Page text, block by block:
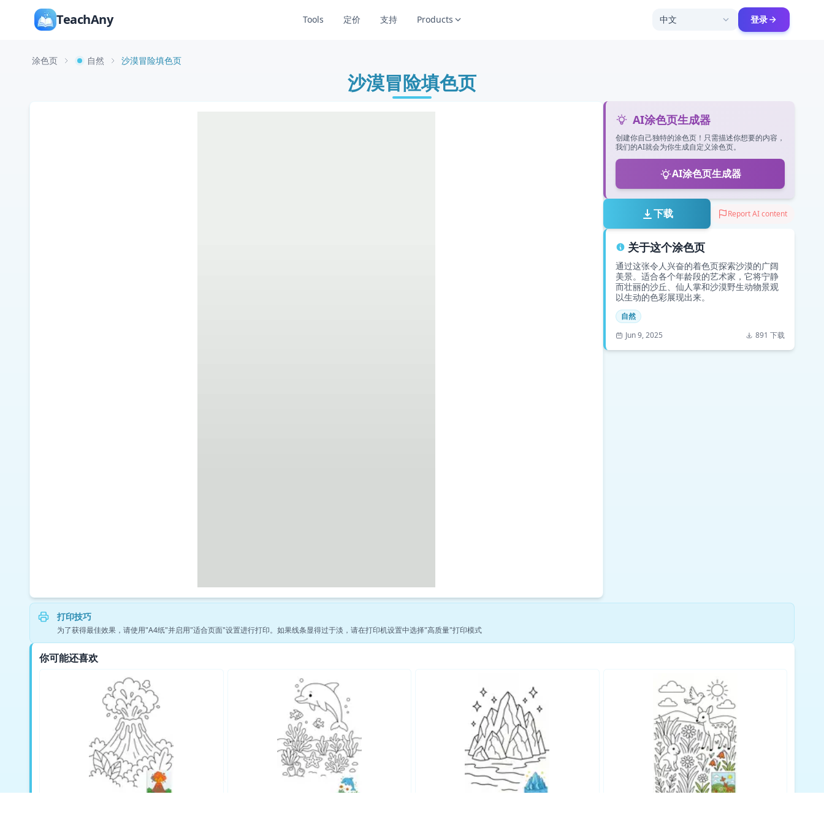
TeachAny Tools 定价 支持 Products 中文 登录
涂色页 自然 沙漠冒险填色页
沙漠冒险填色页
AI涂色页生成器
创建你自己独特的涂色页！只需描述你想要的内容，
我们的AI就会为你生成自定义涂色页。
AI涂色页生成器
下载 Report AI content
关于这个涂色页
通过这张令人兴奋的着色页探索沙漠的广阔
美景。适合各个年龄段的艺术家，它将宁静
而壮丽的沙丘、仙人掌和沙漠野生动物景观
以生动的色彩展现出来。
自然
Jun 9, 2025
891 下载
打印技巧
为了获得最佳效果，请使用"A4纸"并启用"适合页面"设置进行打印。如果线条显得过于淡，请在打印机设置中选择"高质量"打印模式
你可能还喜欢